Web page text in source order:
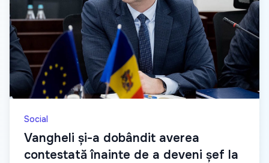
Social
Vangheli și-a dobândit averea
contestată înainte de a deveni șef la